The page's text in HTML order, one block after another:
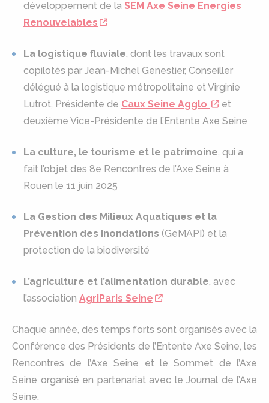
développement de la SEM Axe Seine Energies
Renouvelables
La logistique fluviale, dont les travaux sont
copilotés par Jean-Michel Genestier, Conseiller
délégué à la logistique métropolitaine et Virginie
Lutrot, Présidente de Caux Seine Agglo
et
deuxième Vice-Présidente de l’Entente Axe Seine
La culture, le tourisme et le patrimoine, qui a
fait l’objet des 8e Rencontres de l’Axe Seine à
Rouen le 11 juin 2025
La Gestion des Milieux Aquatiques et la
Prévention des Inondations (GeMAPI) et la
protection de la biodiversité
L’agriculture et l’alimentation durable, avec
l’association AgriParis Seine
Chaque année, des temps forts sont organisés avec la
Conférence des Présidents de l’Entente Axe Seine, les
Rencontres de l’Axe Seine et le Sommet de l’Axe
Seine organisé en partenariat avec le Journal de l’Axe
Seine.